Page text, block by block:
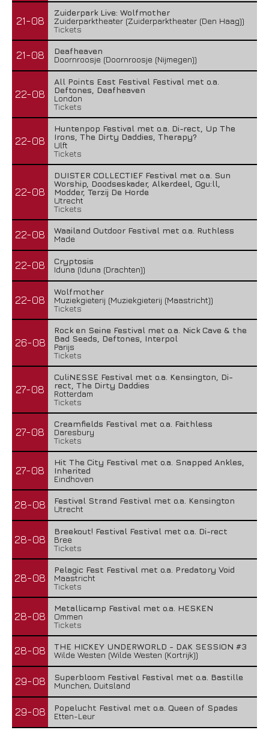
21-08
Zuiderpark Live: Wolfmother
Zuiderparktheater (Zuiderparktheater (Den Haag))
Tickets
21-08
Deafheaven
Doornroosje (Doornroosje (Nijmegen))
22-08
All Points East Festival Festival met o.a.
Deftones, Deafheaven
London
Tickets
22-08
Huntenpop Festival met o.a. Di-rect, Up The
Irons, The Dirty Daddies, Therapy?
Ulft
Tickets
22-08
DUISTER COLLECTIEF Festival met o.a. Sun
Worship, Doodseskader, Alkerdeel, Ggu:ll,
Modder, Terzij De Horde
Utrecht
Tickets
22-08
Waailand Outdoor Festival met o.a. Ruthless
Made
22-08
Cryptosis
Iduna (Iduna (Drachten))
22-08
Wolfmother
Muziekgieterij (Muziekgieterij (Maastricht))
Tickets
26-08
Rock en Seine Festival met o.a. Nick Cave & the
Bad Seeds, Deftones, Interpol
Parijs
Tickets
27-08
CuliNESSE Festival met o.a. Kensington, Di-
rect, The Dirty Daddies
Rotterdam
Tickets
27-08
Creamfields Festival met o.a. Faithless
Daresbury
Tickets
27-08
Hit The City Festival met o.a. Snapped Ankles,
Inherited
Eindhoven
28-08
Festival Strand Festival met o.a. Kensington
Utrecht
28-08
Breekout! Festival Festival met o.a. Di-rect
Bree
Tickets
28-08
Pelagic Fest Festival met o.a. Predatory Void
Maastricht
Tickets
28-08
Metallicamp Festival met o.a. HESKEN
Ommen
Tickets
28-08
THE HICKEY UNDERWORLD - DAK SESSION #3
Wilde Westen (Wilde Westen (Kortrijk))
29-08
Superbloom Festival Festival met o.a. Bastille
Munchen, Duitsland
29-08
Popelucht Festival met o.a. Queen of Spades
Etten-Leur